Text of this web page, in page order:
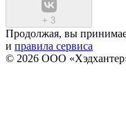
+ 3
Продолжая, вы
и правила сервиса
© 2026 ООО